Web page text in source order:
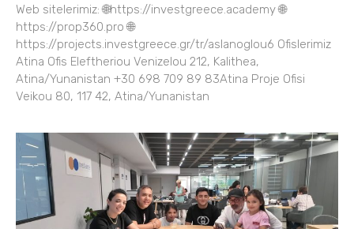
Web sitelerimiz: 🌐https://investgreece.academy 🌐
https://prop360.pro 🌐
https://projects.investgreece.gr/tr/aslanoglou6 Ofislerimiz
Atina Ofis Eleftheriou Venizelou 212, Kalithea,
Atina/Yunanistan +30 698 709 89 83Atina Proje Ofisi
Veikou 80, 117 42, Atina/Yunanistan